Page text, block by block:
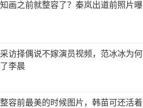
画之前就整容了？秦岚出道前照片曝
访择偶说不嫁演员视频，范冰冰为何
李晨
容前最美的时候图片，韩苗可还活着